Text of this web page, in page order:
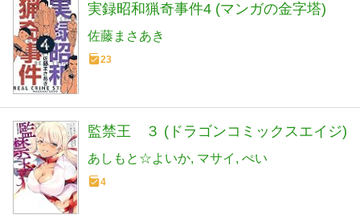
実録昭和猟奇事件4 (マンガの金字塔)
佐藤まさあき
23
監禁王 ３ (ドラゴンコミックスエイジ)
あしもと☆よいか マサイ ぺい
4